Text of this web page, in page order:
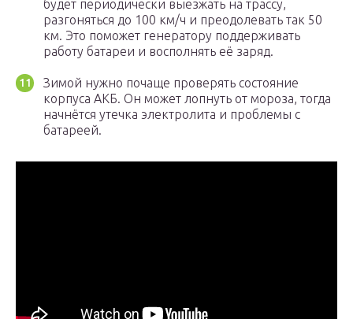
будет периодически выезжать на трассу,
разгоняться до 100 км/ч и преодолевать так 50
км. Это поможет генератору поддерживать
работу батареи и восполнять её заряд.
Зимой нужно почаще проверять состояние
корпуса АКБ. Он может лопнуть от мороза, тогда
начнётся утечка электролита и проблемы с
батареей.